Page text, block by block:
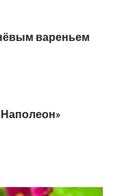
вареньем